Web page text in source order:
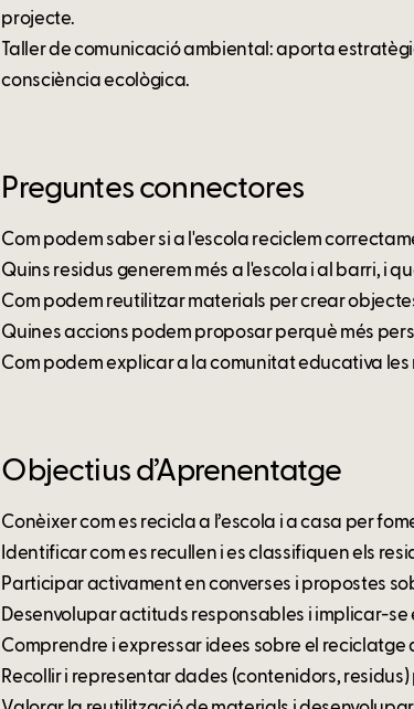
projecte.
Taller de comunicació ambiental: aporta
consciència ecològica.
Preguntes connectores
Com podem saber si a l'escola reciclem
Quins residus generem més a l'escola i al barri, i
Com podem reutilitzar materials per crear
Quines accions podem proposar perquè més
Com podem explicar a la comunitat educativa
Objectius d’Aprenentatge
Conèixer com es recicla a l’escola i a casa per
Identificar com es recullen i es classifiquen els
Participar activament en converses i propostes
Desenvolupar actituds responsables i implicar-se
Comprendre i expressar idees sobre el reciclatge
Recollir i representar dades (contenidors,